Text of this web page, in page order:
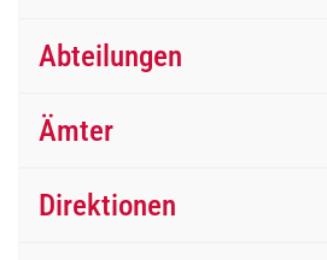
Abteilungen
Ämter
Direktionen